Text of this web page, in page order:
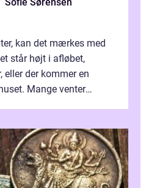
Sofie Sørensen
kan det mærkes med
står højt i afløbet,
eller der kommer en
Mange venter